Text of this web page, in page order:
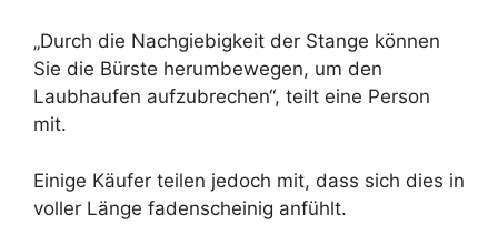
„Durch die Nachgiebigkeit der Stange können
Sie die Bürste herumbewegen, um den
Laubhaufen aufzubrechen“, teilt eine Person
mit.
Einige Käufer teilen jedoch mit, dass sich dies in
voller Länge fadenscheinig anfühlt.